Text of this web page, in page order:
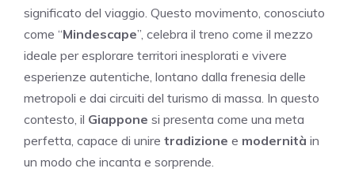
significato del viaggio. Questo movimento, conosciuto
come “Mindescape”, celebra il treno come il mezzo
ideale per esplorare territori inesplorati e vivere
esperienze autentiche, lontano dalla frenesia delle
metropoli e dai circuiti del turismo di massa. In questo
contesto, il Giappone si presenta come una meta
perfetta, capace di unire tradizione e modernità in
un modo che incanta e sorprende.